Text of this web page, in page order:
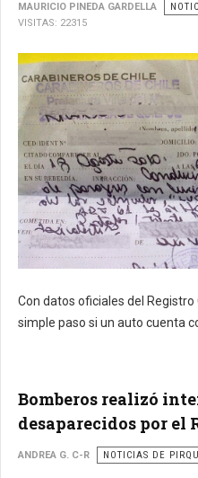
MAURICIO PINEDA GARDELLA
VISITAS: 22315
Con datos oficiales del Registro
simple paso si un auto cuenta
Bomberos realizó
desaparecidos por el
ANDREA G. C-R NOTICIAS DE